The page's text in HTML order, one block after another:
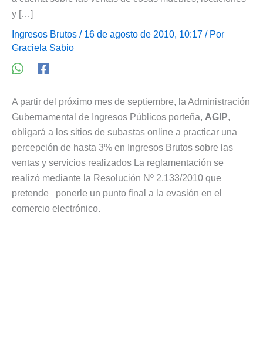
y […]
Ingresos Brutos / 16 de agosto de 2010, 10:17 / Por
Graciela Sabio
A partir del próximo mes de septiembre, la Administración
Gubernamental de Ingresos Públicos porteña, AGIP,
obligará a los sitios de subastas online a practicar una
percepción de hasta 3% en Ingresos Brutos sobre las
ventas y servicios realizados La reglamentación se
realizó mediante la Resolución Nº 2.133/2010 que
pretende ponerle un punto final a la evasión en el
comercio electrónico.